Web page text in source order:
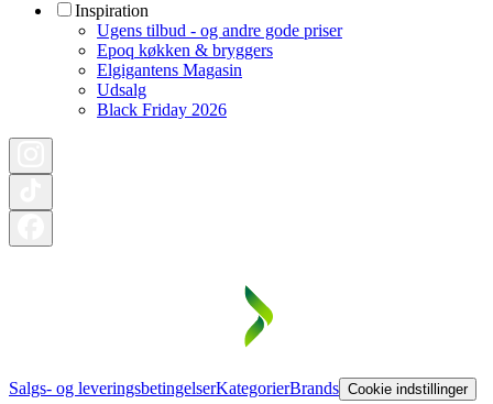
Inspiration
Ugens tilbud - og andre gode priser
Epoq køkken & bryggers
Elgigantens Magasin
Udsalg
Black Friday 2026
Salgs- og leveringsbetingelserKategorierBrands Cookie indstillinger